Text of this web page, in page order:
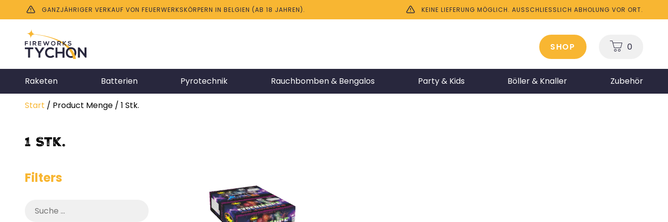
GANZJÄHRIGER VERKAUF VON FEUERWERKSKÖRPERN IN BELGIEN (AB 18 JAHREN). KEINE LIEFERUNG MÖGLICH. AUSSCHLIESSLICH ABHOLUNG VOR ORT.
SHOP 0
Raketen Batterien Pyrotechnik Rauchbomben & Bengalos Party & Kids Böller & Knaller Zubehör
Start / Product Menge / 1 Stk.
1 Stk.
Filters